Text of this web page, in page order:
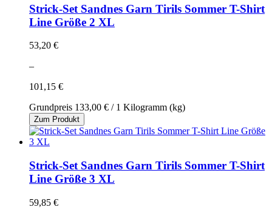
Strick-Set Sandnes Garn Tirils Sommer T-Shirt
Line Größe 2 XL
53,20 €
–
101,15 €
Grundpreis 133,00 € / 1 Kilogramm (kg)
Zum Produkt
Strick-Set Sandnes Garn Tirils Sommer T-Shirt
Line Größe 3 XL
59,85 €